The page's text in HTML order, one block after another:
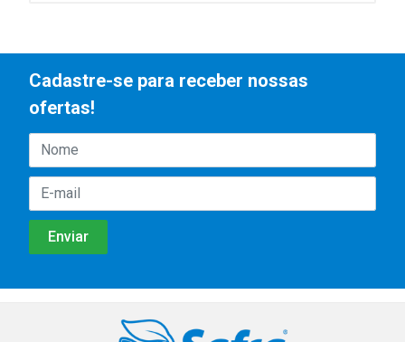
Cadastre-se para receber nossas
ofertas!